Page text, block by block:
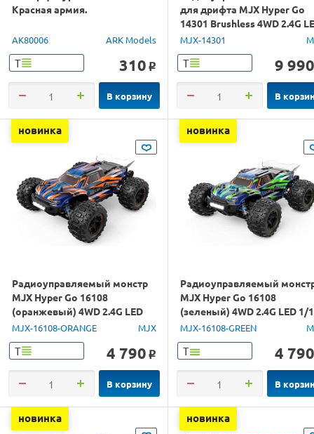
Красная армия.
AK80006 ARK Models
Т 310 o
В корзину
для дрифта MJX Hyper Go
14301 Brushless 4WD 2.4G
1/14 RTR
MJX-14301
Т 9 990
В
новинка
Радиоуправляемый монстр
MJX Hyper Go 16108
(оранжевый) 4WD 2.4G LED
1/16 RTR
MJX-16108-ORANGE MJX
Т 4 790 o
В корзину
новинка
Радиоуправляемый
MJX Hyper Go 16108
(зеленый) 4WD 2.4G LED 1/
RTR
MJX-16108-GREEN
Т 4 790
В
новинка новинка